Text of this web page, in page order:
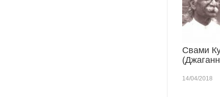
Свами
14/04/2018